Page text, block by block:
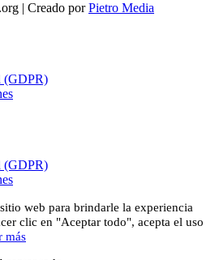
| Creado porPietro Media
(GDPR)
(GDPR)
web para brindarle la experiencia
clic en "Aceptar todo", acepta el uso
más